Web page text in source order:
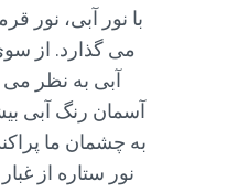
با نور آبی، نور
می گذارد. از
آبی به نظر می
آسمان رنگ آبی
به چشمان ما
نور ستاره از